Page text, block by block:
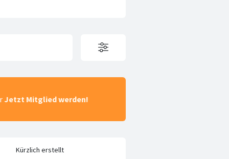
Jetzt Mitglied werden!
Kürzlich erstellt